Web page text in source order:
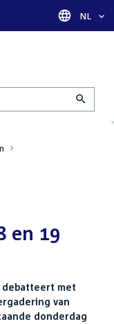
Taal
NL
en 19
debatteert met
van
donderdag